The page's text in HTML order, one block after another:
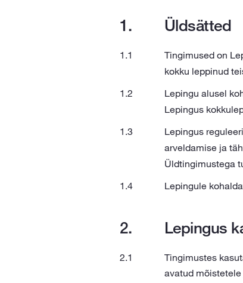
Üldsätted
Tingimused on
kokku leppinud
Lepingu alusel
Lepingus
Lepingus
arveldamise ja
Üldtingimustega
Lepingule
Lepingus
Tingimustes
avatud